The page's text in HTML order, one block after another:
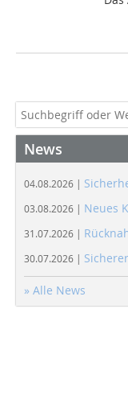
News
04.08.2026 |
03.08.2026 | Neues
31.07.2026 |
30.07.2026 |
» Alle News